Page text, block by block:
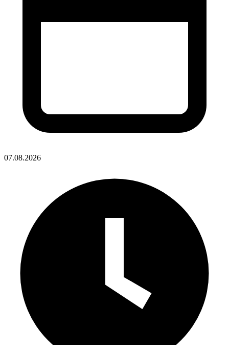
07.08.2026